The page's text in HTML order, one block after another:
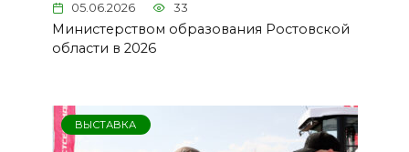
05.06.2026 33
Министерством образования Ростовской
области в 2026
ВЫСТАВКА